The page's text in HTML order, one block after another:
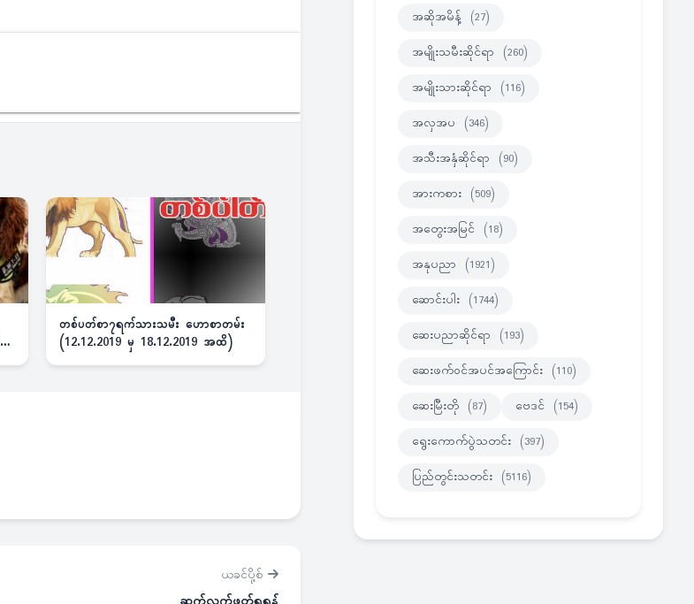
တစ်ပတ်စာ၇ရက်သားသမီး ဟောစာတမ်း
(12.12.2019 မှ 18.12.2019 အထိ)
ယခင်ပို့စ်
အဆိုအမိန့် (27)
အမျိုးသမီးဆိုင်ရာ (260)
အမျိုးသားဆိုင်ရာ (116)
အလှအပ (346)
အသီးအနှံဆိုင်ရာ (90)
အားကစား (509)
အတွေးအမြင် (18)
အနုပညာ (1921)
ဆောင်းပါး (1744)
ဆေးပညာဆိုင်ရာ (193)
ဆေးဖက်ဝင်အပင်အကြောင်း (110)
ဆေးမြီးတို (87) ဗေဒင် (154)
ရွေးကောက်ပွဲသတင်း (397)
ပြည်တွင်းသတင်း (5116)